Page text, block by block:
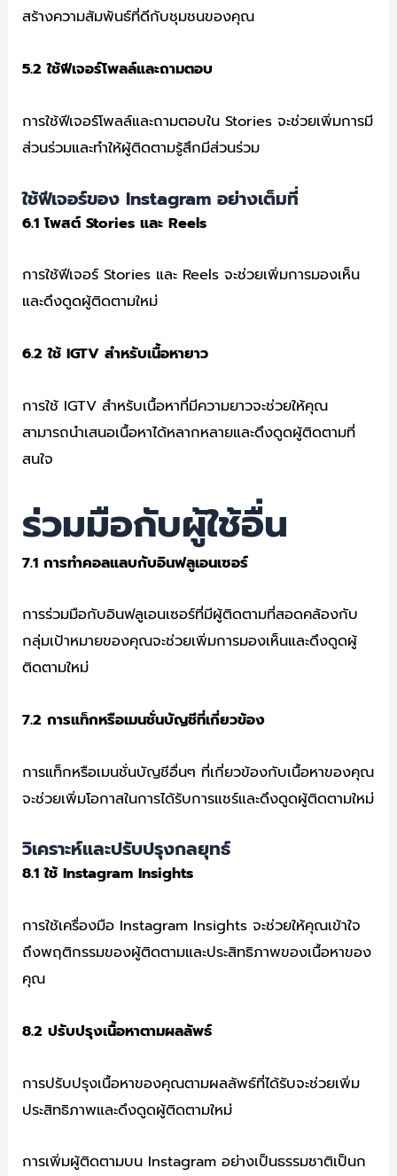
สร้างความสัมพันธ์ที่ดีกับชุมชนของคุณ
5.2ใช้ฟีเจอร์โพลล์และถามตอบ
การใช้ฟีเจอร์โพลล์และถามตอบใน Stories จะช่วยเพิ่มการมี
ส่วนร่วมและทำให้ผู้ติดตามรู้สึกมีส่วนร่วม
ใช้ฟีเจอร์ของ Instagramอย่างเต็มที่
6.1โพสต์ Storiesและ Reels
การใช้ฟีเจอร์ Stories และ Reels จะช่วยเพิ่มการมองเห็น
และดึงดูดผู้ติดตามใหม่
6.2ใช้ IGTVสำหรับเนื้อหายาว
การใช้ IGTV สำหรับเนื้อหาที่มีความยาวจะช่วยให้คุณ
สามารถนำเสนอเนื้อหาได้หลากหลายและดึงดูดผู้ติดตามที่
สนใจ
ร่วมมือกับผู้ใช้อื่น
7.1การทำคอลแลบกับอินฟลูเอนเซอร์
การร่วมมือกับอินฟลูเอนเซอร์ที่มีผู้ติดตามที่สอดคล้องกับ
กลุ่มเป้าหมายของคุณจะช่วยเพิ่มการมองเห็นและดึงดูดผู้
ติดตามใหม่
7.2การแท็กหรือเมนชั่นบัญชีที่เกี่ยวข้อง
การแท็กหรือเมนชั่นบัญชีอื่นๆ ที่เกี่ยวข้องกับเนื้อหาของคุณ
จะช่วยเพิ่มโอกาสในการได้รับการแชร์และดึงดูดผู้ติดตามใหม่
วิเคราะห์และปรับปรุงกลยุทธ์
8.1ใช้ Instagram Insights
การใช้เครื่องมือ Instagram Insights จะช่วยให้คุณเข้าใจ
ถึงพฤติกรรมของผู้ติดตามและประสิทธิภาพของเนื้อหาของ
คุณ
8.2ปรับปรุงเนื้อหาตามผลลัพธ์
การปรับปรุงเนื้อหาของคุณตามผลลัพธ์ที่ได้รับจะช่วยเพิ่ม
ประสิทธิภาพและดึงดูดผู้ติดตามใหม่
การเพิ่มผู้ติดตามบน Instagram อย่างเป็นธรรมชาติเป็นก